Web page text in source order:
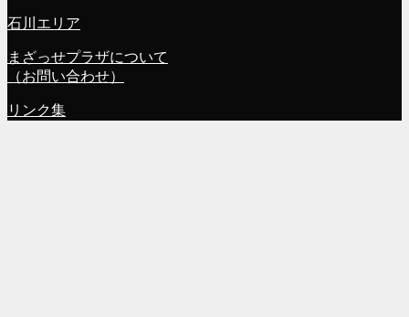
石川エリア
まざっせプラザについて
（お問い合わせ）
リンク集